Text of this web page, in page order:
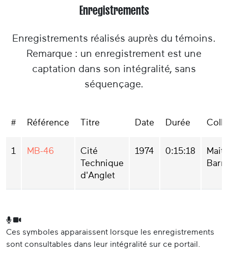
Enregistrements
Enregistrements réalisés auprès du témoins.
Remarque : un enregistrement est une
captation dans son intégralité, sans
séquençage.
# Référence Titre Date Durée
1 MB-46
Cité
Technique
d'Anglet
1974 0:15:18
Ces symboles apparaissent lorsque les enregistrements
sont consultables dans leur intégralité sur ce portail.